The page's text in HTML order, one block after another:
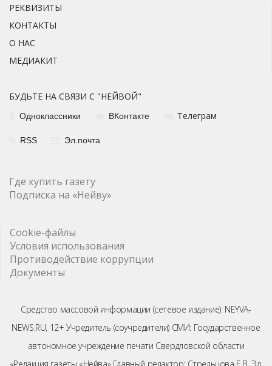
РЕКВИЗИТЫ
КОНТАКТЫ
О НАС
МЕДИАКИТ
БУДЬТЕ НА СВЯЗИ С "НЕЙВОЙ"
Одноклассники ВКонтакте Телеграм
RSS Эл.почта
Где купить газету
Подписка на «Нейву»
Cookie-файлы
Условия использования
Противодействие коррупции
Документы
Средство массовой информации (сетевое издание): NEYVA-
NEWS.RU, 12+ Учредитель (соучредители) СМИ: Государственное
автономное учреждение печати Свердловской области